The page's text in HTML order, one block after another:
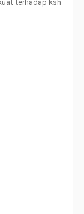
terhadap ksh